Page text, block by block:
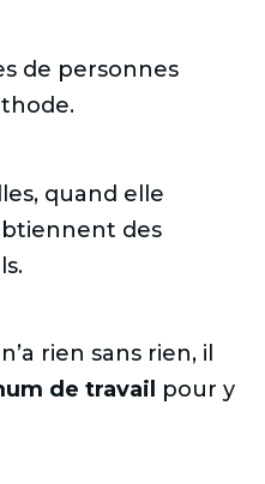
de personnes
quand elle
des
rien sans rien, il
de travail pour y